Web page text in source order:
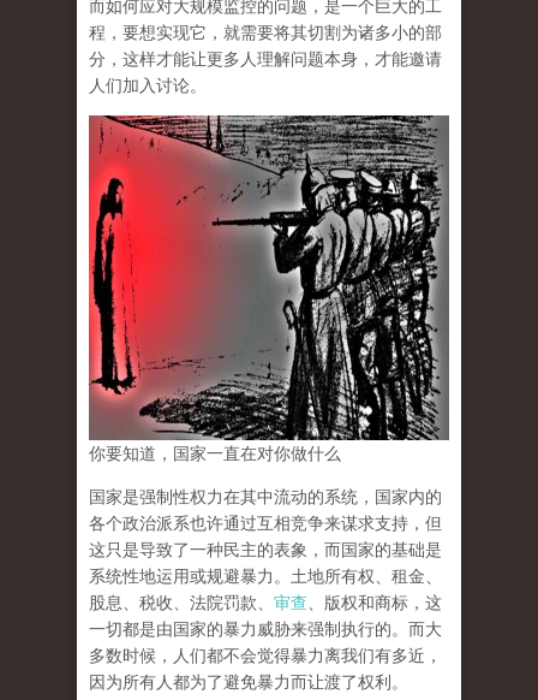
而如何应对大规模监控的问题，是一个巨大的工
程，要想实现它，就需要将其切割为诸多小的部
分，这样才能让更多人理解问题本身，才能邀请
人们加入讨论。
你要知道，国家一直在对你做什么
国家是强制性权力在其中流动的系统，国家内的
各个政治派系也许通过互相竞争来谋求支持，但
这只是导致了一种民主的表象，而国家的基础是
系统性地运用或规避暴力。土地所有权、租金、
股息、税收、法院罚款、 审查 、版权和商标，这
一切都是由国家的暴力威胁来强制执行的。而大
多数时候，人们都不会觉得暴力离我们有多近，
因为所有人都为了避免暴力而让渡了权利。